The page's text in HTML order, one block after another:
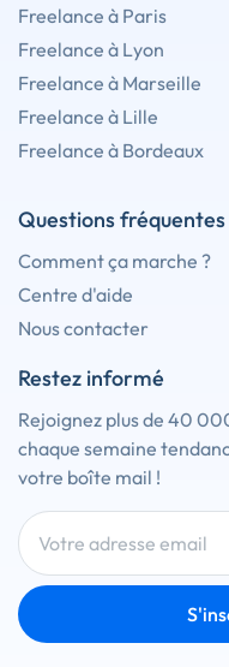
Freelance à Paris
Freelance à Lyon
Freelance à Marseille
Freelance à Lille
Freelance à Bordeaux
Questions fréquentes
Comment ça marche ?
Centre d'aide
Nous contacter
Restez informé
Rejoignez plus de 40
chaque semaine
votre boîte mail !